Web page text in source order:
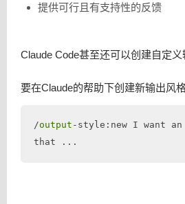
提供可行且有支持性的反馈
Claude Code甚至还可以创建自定
要在Claude的帮助下创建新输出风格
/output -style:new I want an
that ...